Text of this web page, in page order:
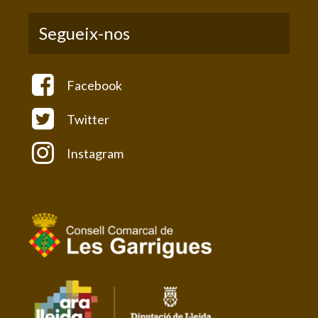
Segueix-nos
Facebook
Twitter
Instagram